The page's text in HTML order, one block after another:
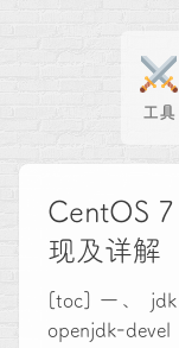
工具
CentOS
现及详解
[toc] 一、 jdk
openjdk-